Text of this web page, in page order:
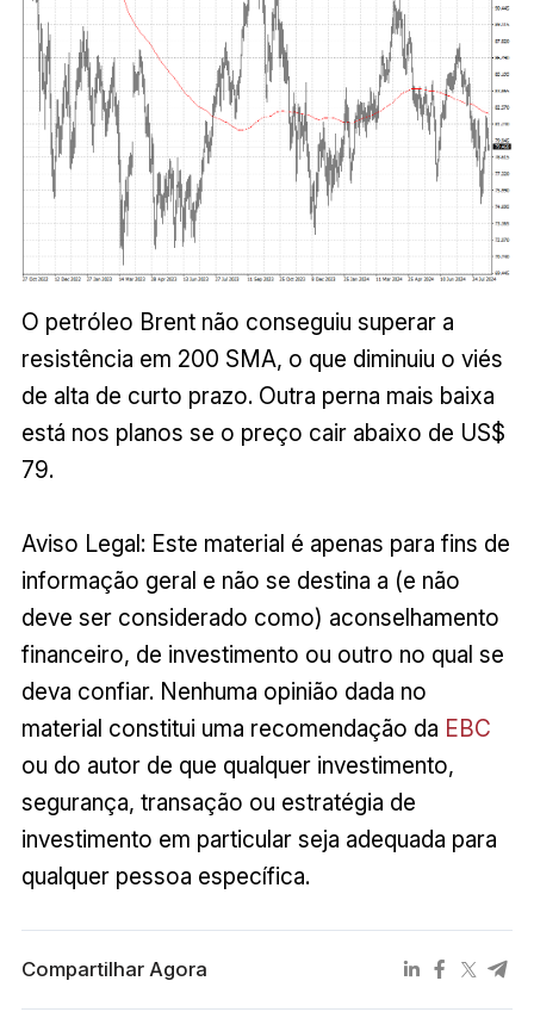
O petróleo Brent não conseguiu superar a
resistência em 200 SMA, o que diminuiu o viés
de alta de curto prazo. Outra perna mais baixa
está nos planos se o preço cair abaixo de US$
79.
Aviso Legal: Este material é apenas para fins de
informação geral e não se destina a (e não
deve ser considerado como) aconselhamento
financeiro, de investimento ou outro no qual se
deva confiar. Nenhuma opinião dada no
material constitui uma recomendação da EBC
ou do autor de que qualquer investimento,
segurança, transação ou estratégia de
investimento em particular seja adequada para
qualquer pessoa específica.
Compartilhar Agora